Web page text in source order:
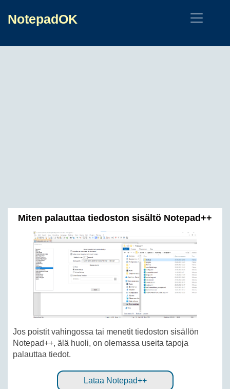
NotepadOK
Miten palauttaa tiedoston sisältö Notepad++
Jos poistit vahingossa tai menetit tiedoston sisällön
Notepad++, älä huoli, on olemassa useita tapoja
palauttaa tiedot.
Lataa Notepad++